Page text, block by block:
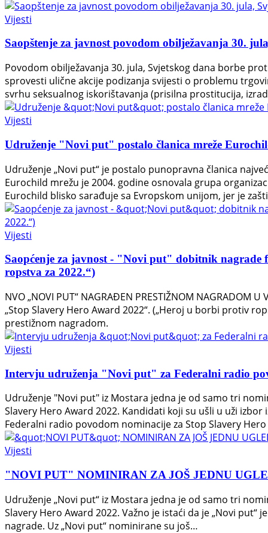
Vijesti
Saopštenje za javnost povodom obilježavanja 30.
Povodom obilježavanja 30. jula, Svjetskog dana borbe
sprovesti ulične akcije podizanja svijesti o problemu
svrhu seksualnog iskorištavanja (prisilna prostitucija,
Vijesti
Udruženje "Novi put" postalo članica mreže
Udruženje „Novi put“ je postalo punopravna članica
Eurochild mrežu je 2004. godine osnovala grupa
Eurochild blisko sarađuje sa Evropskom unijom, jer je
Vijesti
Saopćenje za javnost - "Novi put" dobitnik nagrade
ropstva za 2022.“)
NVO „NOVI PUT“ NAGRAĐEN PRESTIŽNOM
„Stop Slavery Hero Award 2022“. („Heroj u borbi protiv
prestižnom nagradom.
Vijesti
Intervju udruženja "Novi put" za Federalni radio
Udruženje "Novi put" iz Mostara jedna je od samo tri
Slavery Hero Award 2022. Kandidati koji su ušli u uži
Federalni radio povodom nominacije za Stop Slavery
Vijesti
"NOVI PUT" NOMINIRAN ZA JOŠ JEDNU
Udruženje „Novi put“ iz Mostara jedna je od samo tri
Slavery Hero Award 2022. Važno je istaći da je „Novi
nagrade. Uz „Novi put“ nominirane su još…